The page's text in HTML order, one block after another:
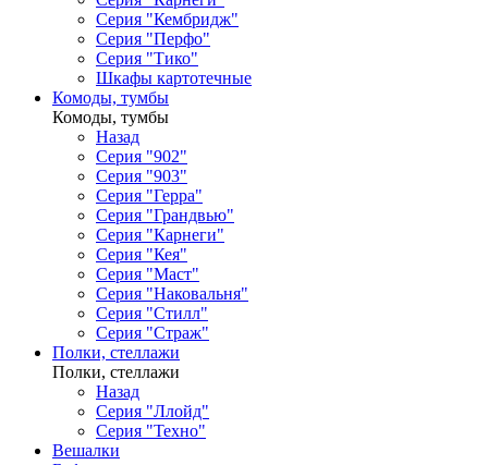
Серия "Кембридж"
Серия "Перфо"
Серия "Тико"
Шкафы картотечные
Комоды, тумбы
Комоды, тумбы
Назад
Серия "902"
Серия "903"
Серия "Герра"
Серия "Грандвью"
Серия "Карнеги"
Серия "Кея"
Серия "Маст"
Серия "Наковальня"
Серия "Стилл"
Серия "Страж"
Полки, стеллажи
Полки, стеллажи
Назад
Серия "Ллойд"
Серия "Техно"
Вешалки